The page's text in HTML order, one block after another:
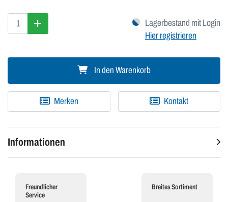
Lagerbestand mit Login
Hier registrieren
In den Warenkorb
Merken Kontakt
Informationen
Freundlicher
Service
Breites Sortiment